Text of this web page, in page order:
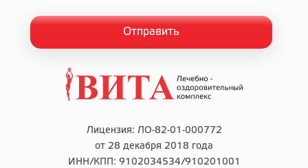
Лицензия: ЛО-82-01-000772
от 28 декабря 2018 года
ИНН/КПП: 9102034534/910201001